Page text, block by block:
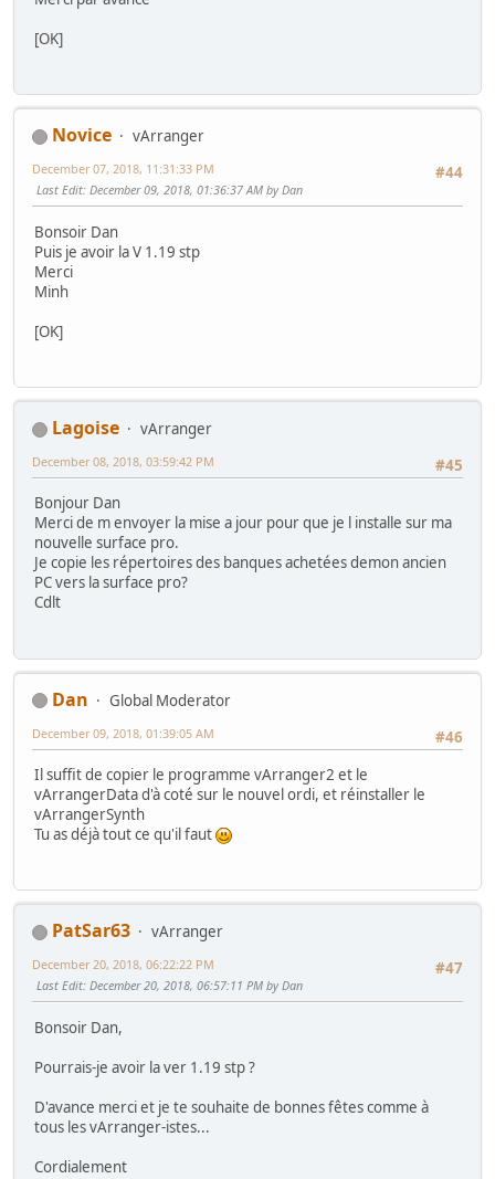
[OK]
Novice
vArranger
#44
December 07, 2018, 11:31:33 PM
Last Edit: December 09, 2018, 01:36:37 AM by Dan
Bonsoir Dan
Puis je avoir la V 1.19 stp
Merci
Minh
[OK]
Lagoise
vArranger
#45
December 08, 2018, 03:59:42 PM
Bonjour Dan
Merci de m envoyer la mise a jour pour que je l installe sur ma
nouvelle surface pro.
Je copie les répertoires des banques achetées demon ancien
PC vers la surface pro?
Cdlt
Dan
Global Moderator
#46
December 09, 2018, 01:39:05 AM
Il suffit de copier le programme vArranger2 et le
vArrangerData d'à coté sur le nouvel ordi, et réinstaller le
vArrangerSynth
Tu as déjà tout ce qu'il faut
PatSar63
vArranger
#47
December 20, 2018, 06:22:22 PM
Last Edit: December 20, 2018, 06:57:11 PM by Dan
Bonsoir Dan,
Pourrais-je avoir la ver 1.19 stp ?
D'avance merci et je te souhaite de bonnes fêtes comme à
tous les vArranger-istes...
Cordialement